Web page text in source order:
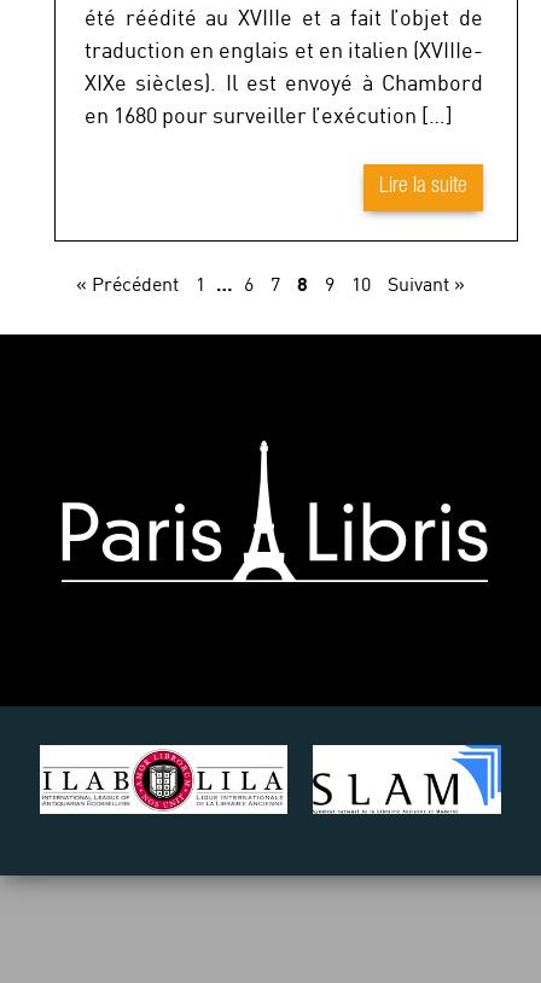
été réédité au XVIIIe et a fait l’objet de
traduction en englais et en italien (XVIIIe-
XIXe siècles). Il est envoyé à Chambord
en 1680 pour surveiller l’exécution […]
Lire la suite
« Précédent 1 … 6 7 8 9 10 Suivant »
Libris